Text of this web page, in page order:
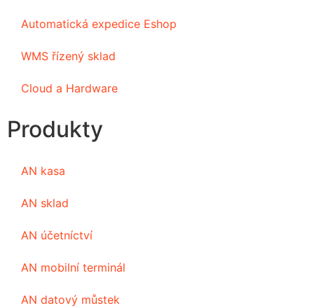
Automatická expedice Eshop
WMS řízený sklad
Cloud a Hardware
Produkty
AN kasa
AN sklad
AN účetníctví
AN mobilní terminál
AN datový můstek